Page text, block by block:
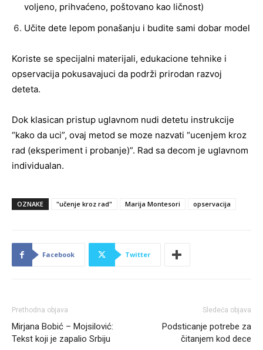
voljeno, prihvaćeno, poštovano kao ličnost)
Učite dete lepom ponašanju i budite sami dobar model
Koriste se specijalni materijali, edukacione tehnike i
opservacija pokusavajuci da podrži prirodan razvoj
deteta.
Dok klasican pristup uglavnom nudi detetu instrukcije
“kako da uci”, ovaj metod se moze nazvati “ucenjem kroz
rad (eksperiment i probanje)”. Rad sa decom je uglavnom
individualan.
OZNAKE "učenje kroz rad" Marija Montesori opservacija
Facebook Twitter
Prethodna objava
Mirjana Bobić – Mojsilović:
Tekst koji je zapalio Srbiju
Sledeća objava
Podsticanje potrebe za
čitanjem kod dece